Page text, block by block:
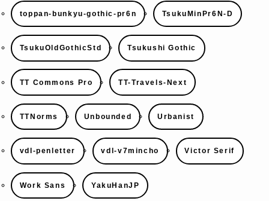
toppan-bunkyu-gothic-pr6n TsukuMinPr6N-D
TsukuOldGothicStd Tsukushi Gothic
TT Commons Pro TT-Travels-Next
TTNorms Unbounded Urbanist
vdl-penletter vdl-v7mincho Victor Serif
Work Sans YakuHanJP